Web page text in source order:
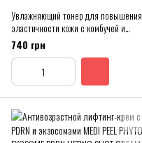
Увлажняющий тонер для повышения
эластичности кожи с комбучей и
гиалуроновой кислотой Medi-Peel
Hyal Kombucha Tea-Tox Toner, 150мл
740 грн